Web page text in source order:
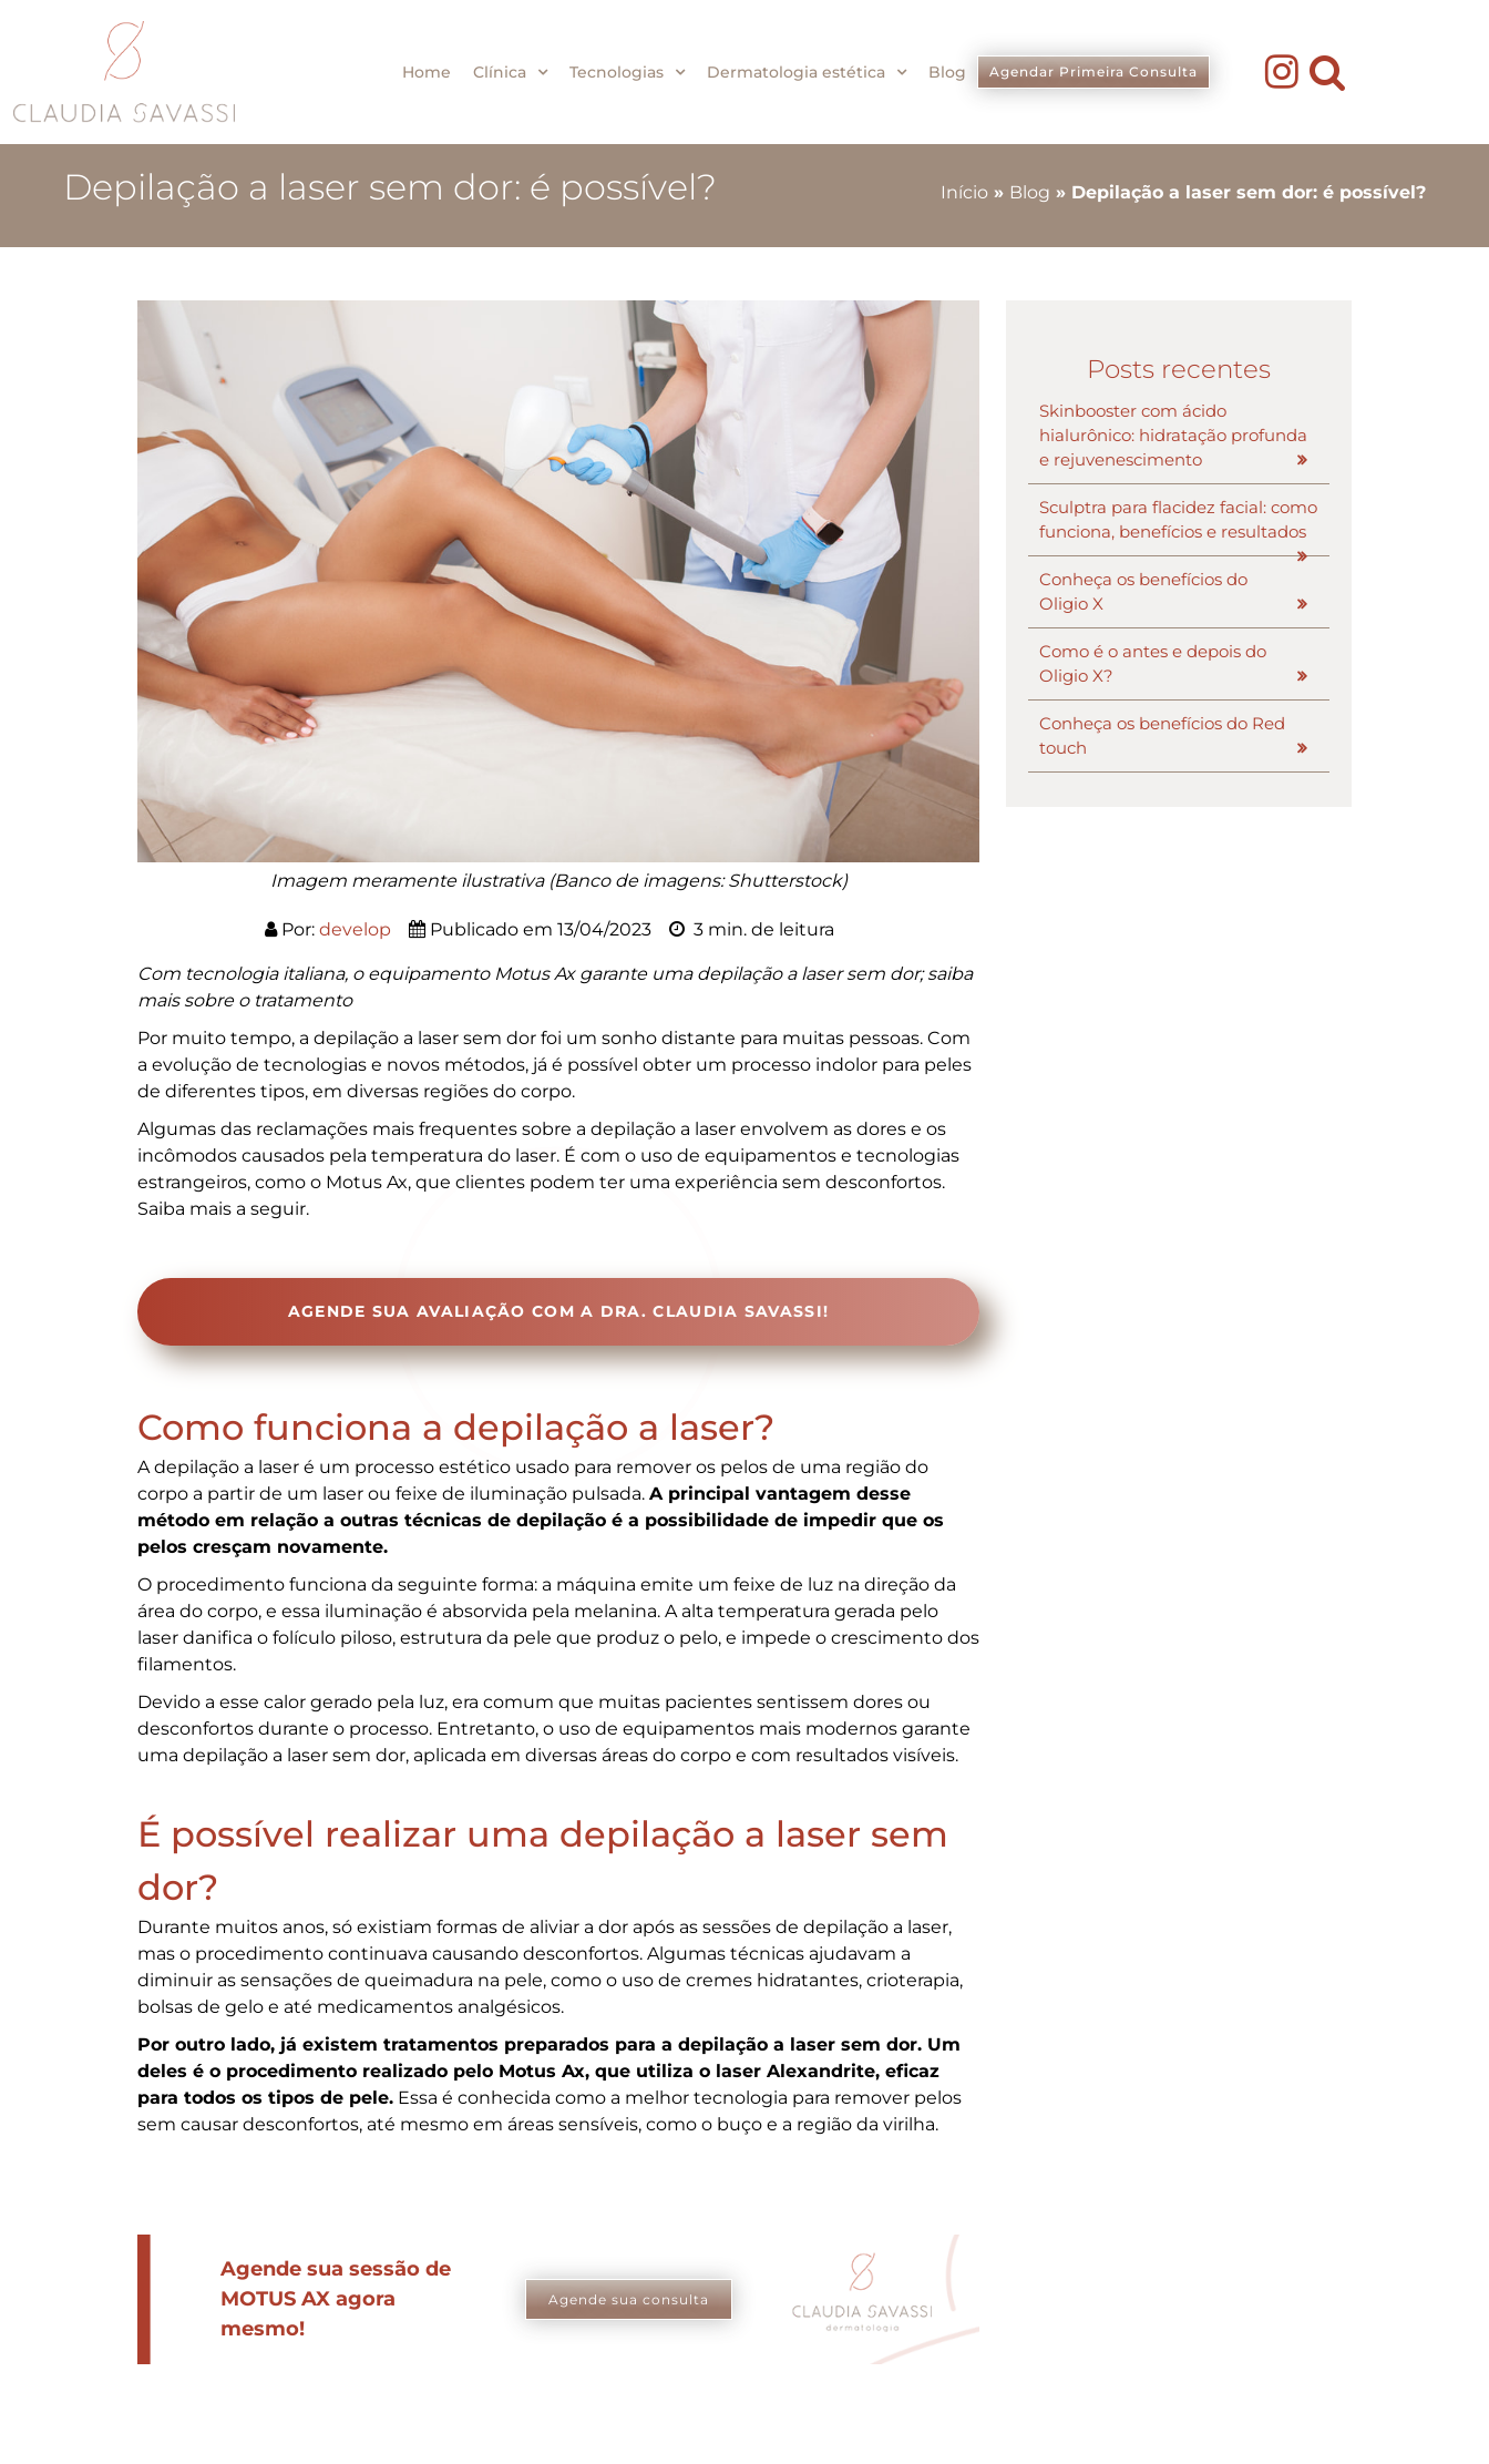
Home Clínica Tecnologias Dermatologia estética Blog Agendar Primeira Consulta
Depilação a laser sem dor: é possível? Início » Blog » Depilação a laser sem dor: é possível?
Imagem meramente ilustrativa (Banco de imagens: Shutterstock)
Por: develop Publicado em 13/04/2023 3 min. de leitura
Com tecnologia italiana, o equipamento Motus Ax garante uma depilação a laser sem dor; saiba
mais sobre o tratamento
Por muito tempo, a depilação a laser sem dor foi um sonho distante para muitas pessoas. Com
a evolução de tecnologias e novos métodos, já é possível obter um processo indolor para peles
de diferentes tipos, em diversas regiões do corpo.
Algumas das reclamações mais frequentes sobre a depilação a laser envolvem as dores e os
incômodos causados pela temperatura do laser. É com o uso de equipamentos e tecnologias
estrangeiros, como o Motus Ax, que clientes podem ter uma experiência sem desconfortos.
Saiba mais a seguir.
AGENDE SUA AVALIAÇÃO COM A DRA. CLAUDIA SAVASSI!
Como funciona a depilação a laser?
A depilação a laser é um processo estético usado para remover os pelos de uma região do
corpo a partir de um laser ou feixe de iluminação pulsada. A principal vantagem desse
método em relação a outras técnicas de depilação é a possibilidade de impedir que os
pelos cresçam novamente.
O procedimento funciona da seguinte forma: a máquina emite um feixe de luz na direção da
área do corpo, e essa iluminação é absorvida pela melanina. A alta temperatura gerada pelo
laser danifica o folículo piloso, estrutura da pele que produz o pelo, e impede o crescimento dos
filamentos.
Devido a esse calor gerado pela luz, era comum que muitas pacientes sentissem dores ou
desconfortos durante o processo. Entretanto, o uso de equipamentos mais modernos garante
uma depilação a laser sem dor, aplicada em diversas áreas do corpo e com resultados visíveis.
É possível realizar uma depilação a laser sem
dor?
Durante muitos anos, só existiam formas de aliviar a dor após as sessões de depilação a laser,
mas o procedimento continuava causando desconfortos. Algumas técnicas ajudavam a
diminuir as sensações de queimadura na pele, como o uso de cremes hidratantes, crioterapia,
bolsas de gelo e até medicamentos analgésicos.
Por outro lado, já existem tratamentos preparados para a depilação a laser sem dor. Um
deles é o procedimento realizado pelo Motus Ax, que utiliza o laser Alexandrite, eficaz
para todos os tipos de pele. Essa é conhecida como a melhor tecnologia para remover pelos
sem causar desconfortos, até mesmo em áreas sensíveis, como o buço e a região da virilha.
Agende sua sessão de
MOTUS AX agora
mesmo!
Agende sua consulta
Posts recentes
Skinbooster com ácido
hialurônico: hidratação profunda
e rejuvenescimento
Sculptra para flacidez facial: como
funciona, benefícios e resultados
Conheça os benefícios do
Oligio X
Como é o antes e depois do
Oligio X?
Conheça os benefícios do Red
touch